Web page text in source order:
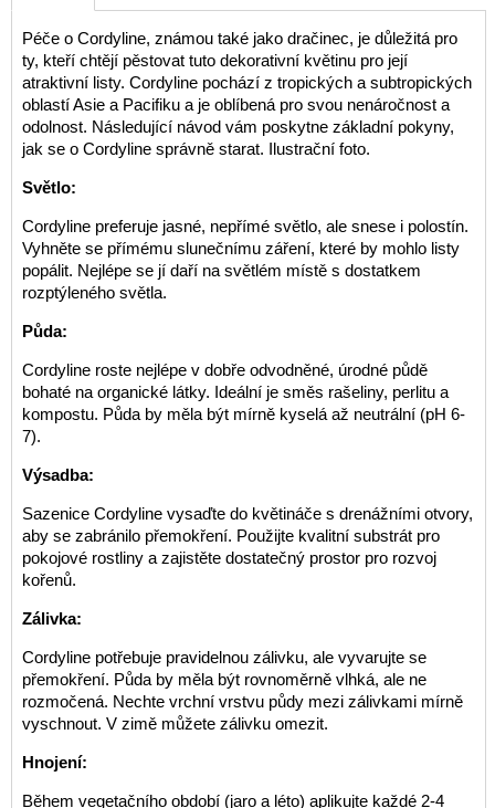
Péče o Cordyline, známou také jako dračinec, je důležitá pro
ty, kteří chtějí pěstovat tuto dekorativní květinu pro její
atraktivní listy. Cordyline pochází z tropických a subtropických
oblastí Asie a Pacifiku a je oblíbená pro svou nenáročnost a
odolnost. Následující návod vám poskytne základní pokyny,
jak se o Cordyline správně starat. Ilustrační foto.
Světlo:
Cordyline preferuje jasné, nepřímé světlo, ale snese i polostín.
Vyhněte se přímému slunečnímu záření, které by mohlo listy
popálit. Nejlépe se jí daří na světlém místě s dostatkem
rozptýleného světla.
Půda:
Cordyline roste nejlépe v dobře odvodněné, úrodné půdě
bohaté na organické látky. Ideální je směs rašeliny, perlitu a
kompostu. Půda by měla být mírně kyselá až neutrální (pH 6-
7).
Výsadba:
Sazenice Cordyline vysaďte do květináče s drenážními otvory,
aby se zabránilo přemokření. Použijte kvalitní substrát pro
pokojové rostliny a zajistěte dostatečný prostor pro rozvoj
kořenů.
Zálivka:
Cordyline potřebuje pravidelnou zálivku, ale vyvarujte se
přemokření. Půda by měla být rovnoměrně vlhká, ale ne
rozmočená. Nechte vrchní vrstvu půdy mezi zálivkami mírně
vyschnout. V zimě můžete zálivku omezit.
Hnojení:
Během vegetačního období (jaro a léto) aplikujte každé 2-4